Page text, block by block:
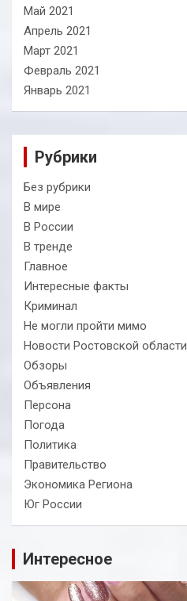
Май 2021
Апрель 2021
Март 2021
Февраль 2021
Январь 2021
Рубрики
Без рубрики
В мире
В России
В тренде
Главное
Интересные факты
Криминал
Не могли пройти мимо
Новости Ростовской области
Обзоры
Объявления
Персона
Погода
Политика
Правительство
Экономика Региона
Юг России
Интересное